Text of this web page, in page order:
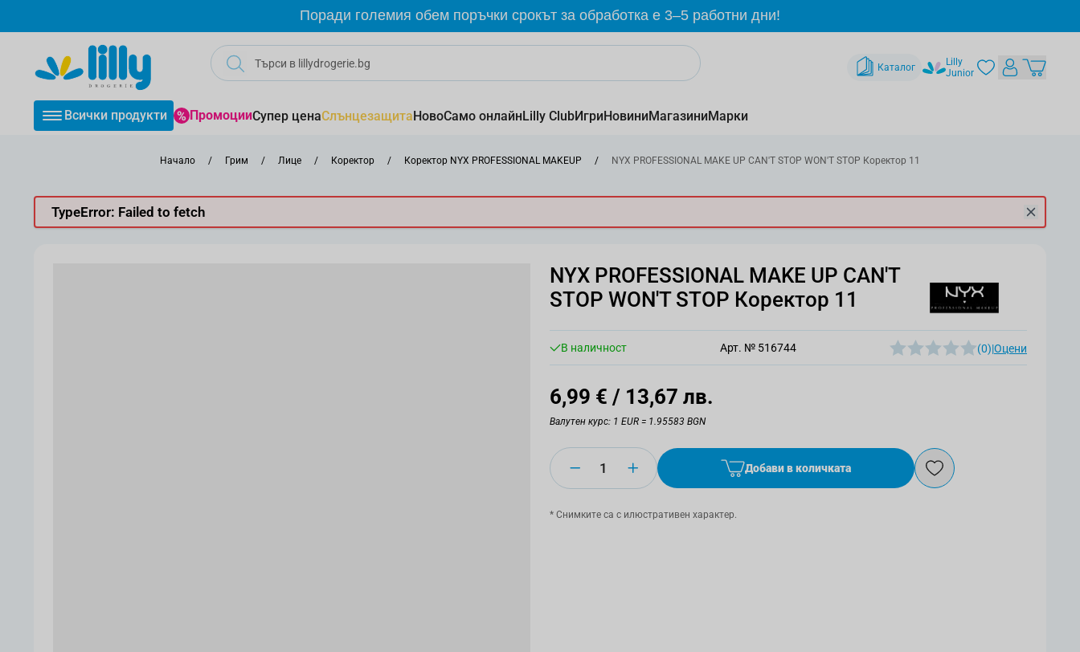
Поради големия обем поръчки срокът за обработка е 3–5 работни дни!
Каталог
Lilly
Junior
Всички продукти ПромоцииСупер ценаСлънцезащитаНовоСамо онлайнLilly ClubИгриНовиниМагазиниМарки
Начало / Грим / Лице / Коректор / Коректор NYX PROFESSIONAL MAKEUP / NYX PROFESSIONAL MAKE UP CAN'T STOP WON'T STOP Коректор 11
TypeError: Failed to fetch
NYX PROFESSIONAL MAKE UP CAN'T
STOP WON'T STOP Коректор 11
В наличност Арт. № 516744 (0)|Оцени
6,99 € / 13,67 лв.
Валутен курс: 1 EUR = 1.95583 BGN
Количество Добави в количката
* Снимките са с илюстративен характер.